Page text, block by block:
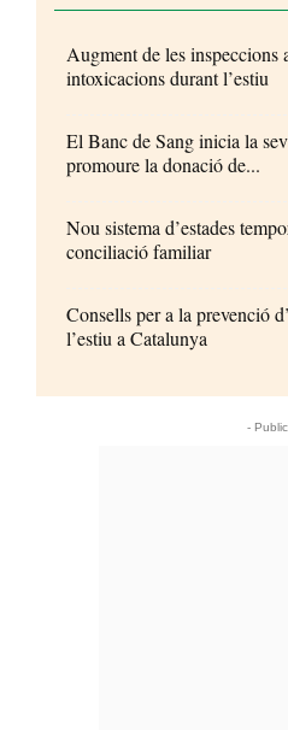
Augment de les inspeccions
intoxicacions durant l’estiu
El Banc de Sang inicia la
promoure la donació de...
Nou sistema d’estades
conciliació familiar
Consells per a la prevenció
l’estiu a Catalunya
-